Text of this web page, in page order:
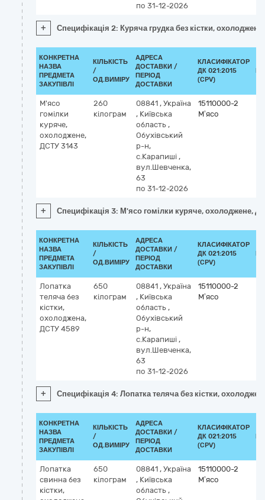
по 31-12-2026
+ Специфікація 2: Куряча грудка без кістки,
КОНКРЕТНА
НАЗВА
ПРЕДМЕТА
ЗАКУПІВЛІ
КІЛЬКІСТЬ
/
ОД.ВИМІРУ
АДРЕСА
ДОСТАВКИ /
ПЕРІОД
ДОСТАВКИ
КЛАСИФІКАТОР
ДК 021:2015
(CPV)
М'ясо
гомілки
куряче,
охолоджене,
ДСТУ 3143
260
кілограм
08841 , Україна
, Київська
область ,
Обухівський
р-н,
с.Карапиші ,
вул.Шевченка,
63
по 31-12-2026
15110000-2
М’ясо
+ Специфікація 3: М'ясо гомілки куряче, охолоджене,
КОНКРЕТНА
НАЗВА
ПРЕДМЕТА
ЗАКУПІВЛІ
КІЛЬКІСТЬ
/
ОД.ВИМІРУ
АДРЕСА
ДОСТАВКИ /
ПЕРІОД
ДОСТАВКИ
КЛАСИФІКАТОР
ДК 021:2015
(CPV)
Лопатка
теляча без
кістки,
охолоджена,
ДСТУ 4589
650
кілограм
08841 , Україна
, Київська
область ,
Обухівський
р-н,
с.Карапиші ,
вул.Шевченка,
63
по 31-12-2026
15110000-2
М’ясо
+ Специфікація 4: Лопатка теляча без кістки,
КОНКРЕТНА
НАЗВА
ПРЕДМЕТА
ЗАКУПІВЛІ
КІЛЬКІСТЬ
/
ОД.ВИМІРУ
АДРЕСА
ДОСТАВКИ /
ПЕРІОД
ДОСТАВКИ
КЛАСИФІКАТОР
ДК 021:2015
(CPV)
Лопатка
свинна без
кістки,
650
кілограм
08841 , Україна
, Київська
область ,
15110000-2
М’ясо